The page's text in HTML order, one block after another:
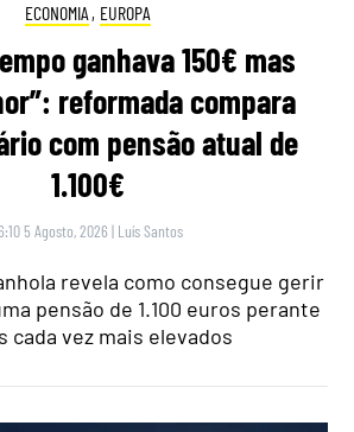
ECONOMIA , EUROPA
ganhava 150€ mas
reformada compara
com pensão atual de
1.100€
5 Agosto, 2026 | Luís Santos
revela como consegue gerir
pensão de 1.100 euros perante
cada vez mais elevados